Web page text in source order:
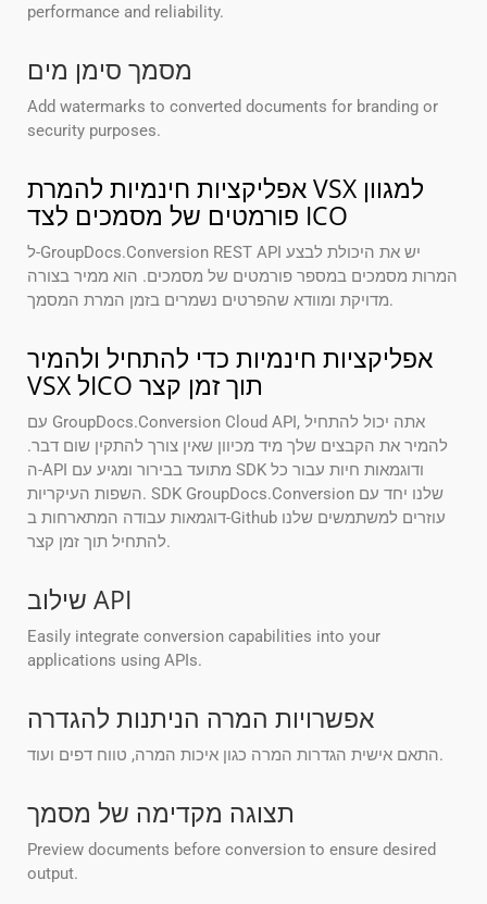
performance and reliability.
מסמך סימן מים
Add watermarks to converted documents for branding or
security purposes.
אפליקציות חינמיות להמרת VSX למגוון
פורמטים של מסמכים לצד ICO
ל-GroupDocs.Conversion REST API יש את היכולת לבצע
המרות מסמכים במספר פורמטים של מסמכים. הוא ממיר בצורה
מדויקת ומוודא שהפרטים נשמרים בזמן המרת המסמך.
אפליקציות חינמיות כדי להתחיל ולהמיר
VSX לICO תוך זמן קצר
עם GroupDocs.Conversion Cloud API, אתה יכול להתחיל
להמיר את הקבצים שלך מיד מכיוון שאין צורך להתקין שום דבר.
ה-API מתועד בבירור ומגיע עם SDK ודוגמאות חיות עבור כל
השפות העיקריות. SDK GroupDocs.Conversion שלנו יחד עם
דוגמאות עבודה המתארחות ב-Github עוזרים למשתמשים שלנו
להתחיל תוך זמן קצר.
שילוב API
Easily integrate conversion capabilities into your
applications using APIs.
אפשרויות המרה הניתנות להגדרה
התאם אישית הגדרות המרה כגון איכות המרה, טווח דפים ועוד.
תצוגה מקדימה של מסמך
Preview documents before conversion to ensure desired
output.